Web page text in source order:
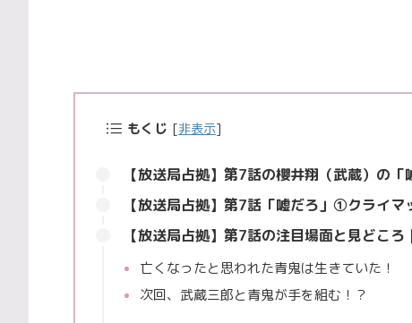
もくじ [非表示]
【放送局占拠】第7話の櫻井翔（武蔵）の「
【放送局占拠】第7話「嘘だろ」①クライ
【放送局占拠】第7話の注目場面と見どこ
亡くなったと思われた青鬼は生きていた！
次回、武蔵三郎と青鬼が手を組む！？